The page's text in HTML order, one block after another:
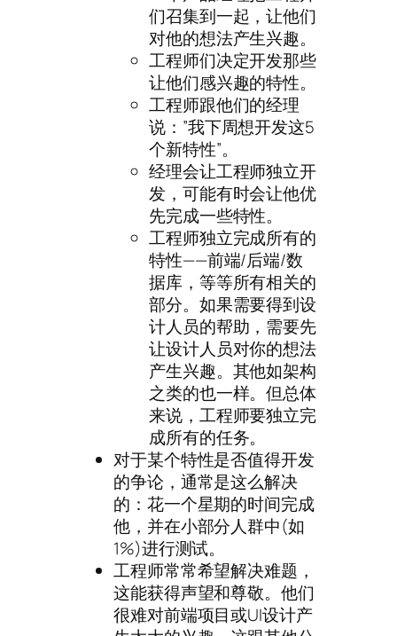
们召集到一起，让他们
对他的想法产生兴趣。
工程师们决定开发那些
让他们感兴趣的特性。
工程师跟他们的经理
说：”我下周想开发这5
个新特性”。
经理会让工程师独立开
发，可能有时会让他优
先完成一些特性。
工程师独立完成所有的
特性——前端/后端/数
据库，等等所有相关的
部分。如果需要得到设
计人员的帮助，需要先
让设计人员对你的想法
产生兴趣。其他如架构
之类的也一样。但总体
来说，工程师要独立完
成所有的任务。
对于某个特性是否值得开发
的争论，通常是这么解决
的：花一个星期的时间完成
他，并在小部分人群中(如
1%)进行测试。
工程师常常希望解决难题，
这能获得声望和尊敬。他们
很难对前端项目或UI设计产